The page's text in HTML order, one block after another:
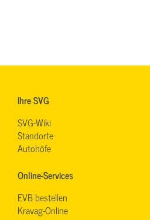
Ihre SVG
SVG-Wiki
Standorte
Autohöfe
Online-Services
EVB bestellen
Kravag-Online